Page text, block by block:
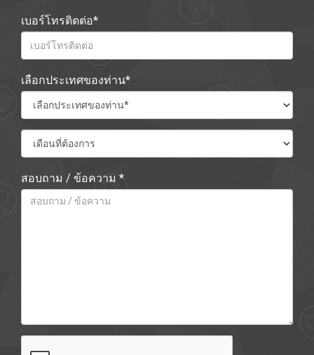
เบอร์โทรติดต่อ*
เลือกประเทศของท่าน*
สอบถาม / ข้อความ *